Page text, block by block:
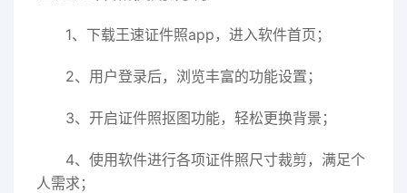
1、下载王速证件照app，进入软件首页；
2、用户登录后，浏览丰富的功能设置；
3、开启证件照抠图功能，轻松更换背景；
4、使用软件进行各项证件照尺寸裁剪，满足个
人需求；